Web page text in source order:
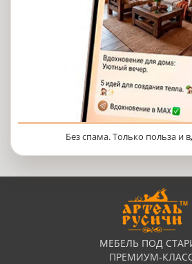
Без спама. Только польза и
МЕБЕЛЬ ПОД
ПРЕМИУМ-